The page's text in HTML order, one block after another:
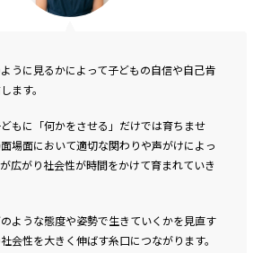
うに見るかによって子どもの自信や自己肯
ます。
もに「何かをさせる」だけでは育ちませ
場面において適切な関わりや声がけによっ
広がり社会性が時間をかけて育まれていき
ような態度や姿勢で生きていくかを見直す
会性を大きく伸ばす糸口につながります。